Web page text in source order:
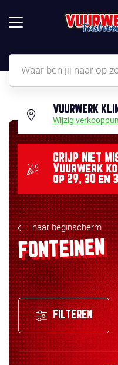
VUURWERK
Wijzig
GRIJP NIET
Vuurwerk
op 29, 30 en
naar beginscherm
FONTEINEN
FILTEREN